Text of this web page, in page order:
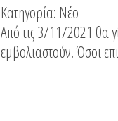
Κατηγορία: Νέο
Από τις 3/11/2021 θα
εμβολιαστούν. Όσοι